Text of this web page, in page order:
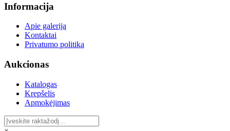
Informacija
Apie galeriją
Kontaktai
Privatumo politika
Aukcionas
Katalogas
Krepšelis
Apmokėjimas